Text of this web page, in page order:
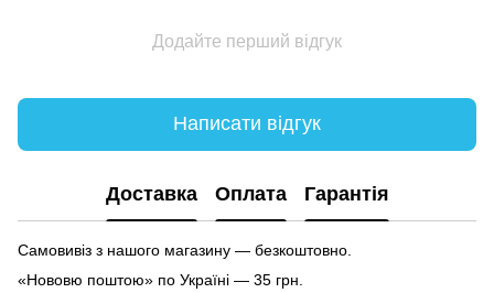
Додайте перший відгук
Написати відгук
Доставка Оплата Гарантія
Самовивіз з нашого магазину — безкоштовно.
«Нововю поштою» по Україні — 35 грн.